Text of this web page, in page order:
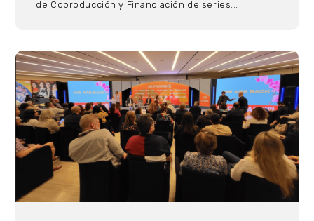
de Coproducción y Financiación de series...